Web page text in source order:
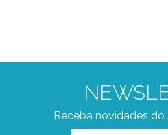
Receba novidades do